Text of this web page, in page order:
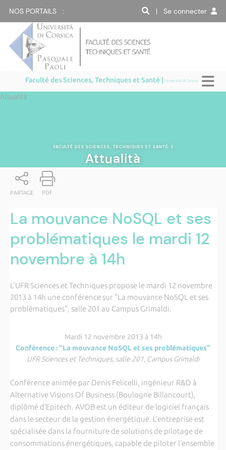
NOS PORTAILS : | Se connecter
Faculté des Sciences, Techniques et Santé |Università di Corsica
Attualità
FACULTÉ DES SCIENCES, TECHNIQUES ET SANTÉ |
Attualità
PARTAGE PDF
La mouvance NoSQL et ses
problématiques le mardi 12
novembre à 14h
L'UFR Sciences et Techniques propose le mardi 12 novembre
2013 à 14h une conférence sur "La mouvance NoSQL et ses
problématiques", salle 201 au Campus Grimaldi.
Mardi 12 novembre 2013 à 14h
Conférence : "La mouvance NoSQL et ses problématiques"
UFR Sciences et Techniques, salle 201, Campus Grimaldi
Conférence animée par Denis Felicelli, ingénieur R&D à
Alternative Visions Of Business (Boulogne Billancourt),
diplômé d’Epitech. AVOB est un éditeur de logiciel français
dans le secteur de la gestion énergétique. L’entreprise est
spécialisée dans la fourniture de solutions de pilotage de
consommations énergétiques, capable de piloter l’ensemble